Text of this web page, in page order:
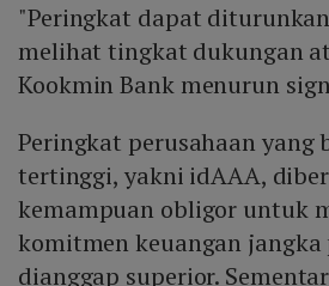
"Peringkat dapat
melihat tingkat dukungan
Kookmin Bank menurun
Peringkat perusahaan yang
tertinggi, yakni idAAA,
kemampuan obligor untuk
komitmen keuangan jangka
dianggap superior.